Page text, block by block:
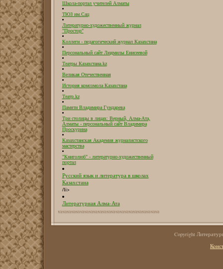
Школа-портал учителей Алматы
ТЮЗ им.Сац
Литературно-художественный журнал
"Простор"
Коллеги - педагогический журнал Казахстана
Персональный сайт Людмилы Енисеевой
Театры Казахстана.kz
Великая Отечественная
История комсомола Казахстана
Театр.kz
Памяти Владимира Гундарева
Три столицы в лицах: Верный, Алма-Ата,
Алматы - персональный сайт Владимира
Проскурина
Казахстанская Академия журналистского
мастерства
"Книголюб" - литературно-художественный
портал
Русский язык и литература в школах
Казахстана
/li>
Литературная Алма-Ата
Copyright